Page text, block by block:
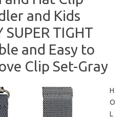
and Kids
SUPER TIGHT
and Easy to
Clip Set-Gray
H
O
L